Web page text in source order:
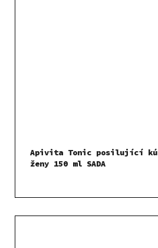
Apivita Tonic posilující
ženy 150 ml SADA